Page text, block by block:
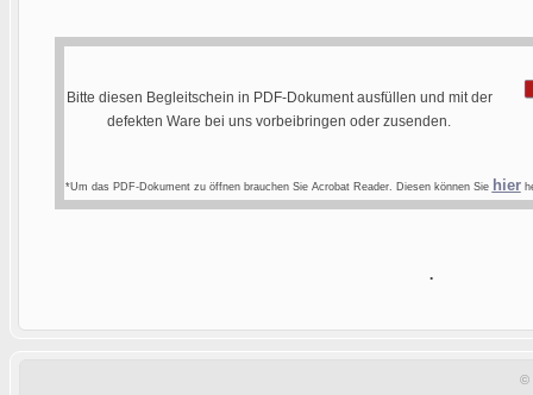
Bitte diesen Begleitschein in PDF-Dokument ausfüllen und mit der
defekten Ware bei uns vorbeibringen oder zusenden.
*Um das PDF-Dokument zu öffnen brauchen Sie Acrobat Reader. Diesen können Sie hier
.
©